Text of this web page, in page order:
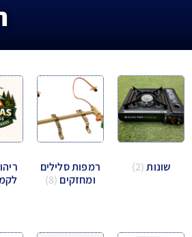
שונות(2)
רמפות סלילים
ומחזקים (8)